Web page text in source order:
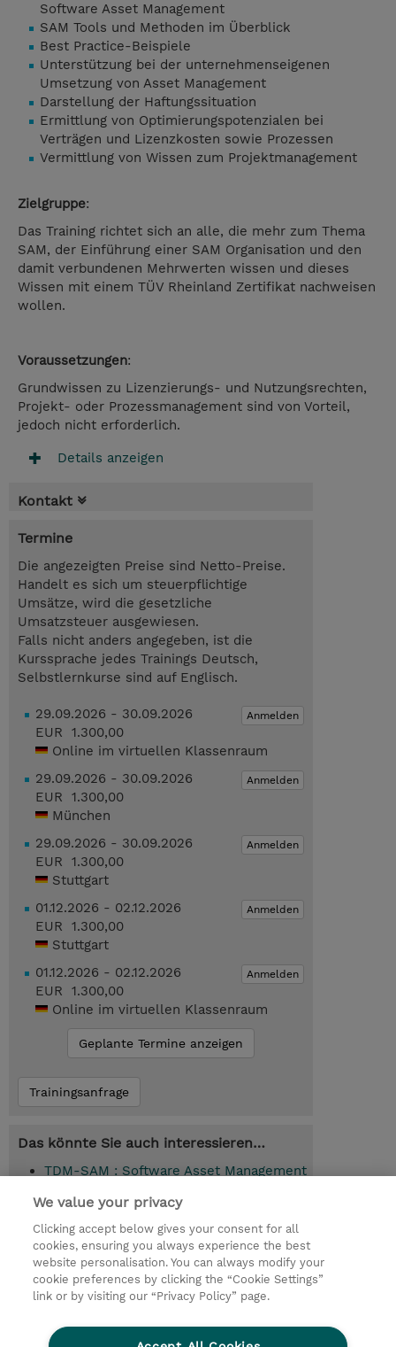
Software Asset Management
SAM Tools und Methoden im Überblick
Best Practice-Beispiele
Unterstützung bei der unternehmenseigenen
Umsetzung von Asset Management
Darstellung der Haftungssituation
Ermittlung von Optimierungspotenzialen bei
Verträgen und Lizenzkosten sowie Prozessen
Vermittlung von Wissen zum Projektmanagement
Zielgruppe:
Das Training richtet sich an alle, die mehr zum Thema
SAM, der Einführung einer SAM Organisation und den
damit verbundenen Mehrwerten wissen und dieses
Wissen mit einem TÜV Rheinland Zertifikat nachweisen
wollen.
Voraussetzungen:
Grundwissen zu Lizenzierungs- und Nutzungsrechten,
Projekt- oder Prozessmanagement sind von Vorteil,
jedoch nicht erforderlich.
Details anzeigen
Kontakt
Termine
Die angezeigten Preise sind Netto-Preise.
Handelt es sich um steuerpflichtige
Umsätze, wird die gesetzliche
Umsatzsteuer ausgewiesen.
Falls nicht anders angegeben, ist die
Kurssprache jedes Trainings Deutsch,
Selbstlernkurse sind auf Englisch.
Anmelden
29.09.2026 - 30.09.2026
EUR 1.300,00
Online im virtuellen Klassenraum
Anmelden
29.09.2026 - 30.09.2026
EUR 1.300,00
München
Anmelden
29.09.2026 - 30.09.2026
EUR 1.300,00
Stuttgart
Anmelden
01.12.2026 - 02.12.2026
EUR 1.300,00
Stuttgart
Anmelden
01.12.2026 - 02.12.2026
EUR 1.300,00
Online im virtuellen Klassenraum
Geplante Termine anzeigen
Trainingsanfrage
Das könnte Sie auch interessieren…
TDM-SAM : Software Asset Management
TDM-MLP : Microsoft Licensing
Professional (MLP) (Instructor-Led)
We value your privacy
Clicking accept below gives your consent for all
cookies, ensuring you always experience the best
website personalisation. You can always modify your
cookie preferences by clicking the “Cookie Settings”
link or by visiting our “Privacy Policy” page.